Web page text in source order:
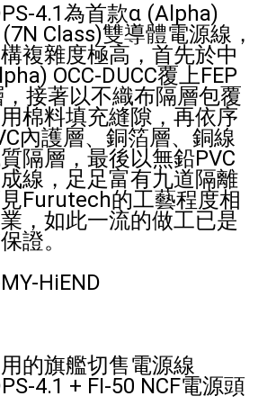
4.1為首款α (Alpha)
(7N Class)雙導體電源線，
複雜度極高，首先於中
OCC-DUCC覆上FEP
接著以不織布隔層包覆
棉料填充縫隙，再依序
內護層、銅箔層、銅線
隔層，最後以無鉛PVC
線，足足富有九道隔離
Furutech的工藝程度相
，如此一流的做工已是
證。
HiEND
的旗艦切售電源線
4.1 + FI-50 NCF電源頭